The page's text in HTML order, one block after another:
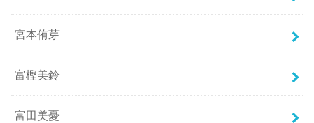
宮本侑芽
富樫美鈴
富田美憂